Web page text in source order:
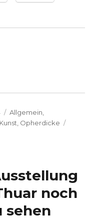
Kategorien
Allgemein
Kunst Opherdicke
noch
sehen